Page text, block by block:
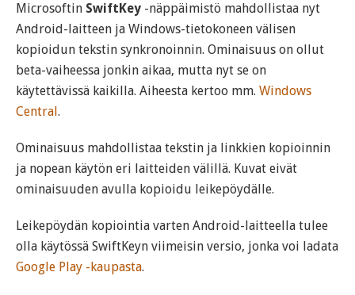
Microsoftin SwiftKey -näppäimistö mahdollistaa nyt
Android-laitteen ja Windows-tietokoneen välisen
kopioidun tekstin synkronoinnin. Ominaisuus on ollut
beta-vaiheessa jonkin aikaa, mutta nyt se on
käytettävissä kaikilla. Aiheesta kertoo mm. Windows
Central .
Ominaisuus mahdollistaa tekstin ja linkkien kopioinnin
ja nopean käytön eri laitteiden välillä. Kuvat eivät
ominaisuuden avulla kopioidu leikepöydälle.
Leikepöydän kopiointia varten Android-laitteella tulee
olla käytössä SwiftKeyn viimeisin versio, jonka voi ladata
Google Play -kaupasta.